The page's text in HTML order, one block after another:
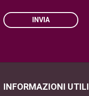
INVIA
empty.
INFORMAZIONI UTILI